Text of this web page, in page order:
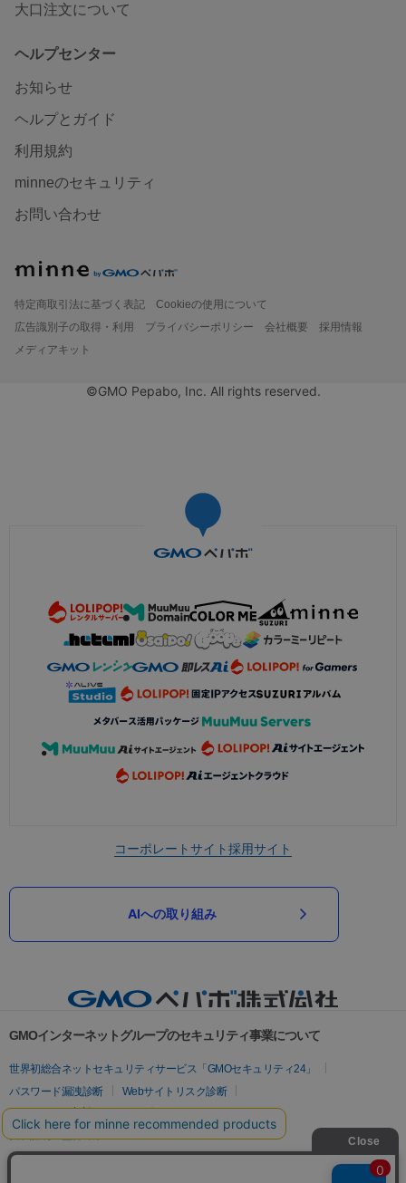
大口注文について
ヘルプセンター
お知らせ
ヘルプとガイド
利用規約
minneのセキュリティ
お問い合わせ
特定商取引法に基づく表記
Cookieの使用について
広告識別子の取得・利用
プライバシーポリシー 会社概要
採用情報
メディアキット
©GMO Pepabo, Inc. All rights reserved.
コーポレートサイト採用サイト
AIへの取り組み
GMOインターネットグループのセキュリティ事業について
世界初総合ネットセキュリティサービス「GMOセキュリティ24」
パスワード漏洩診断
Webサイトリスク診断
セキュリティ相談AIチャットボット
実在証明・盗聴対策
サイバー攻撃対策（GMOサイバーセキュリティ byイエラエ）